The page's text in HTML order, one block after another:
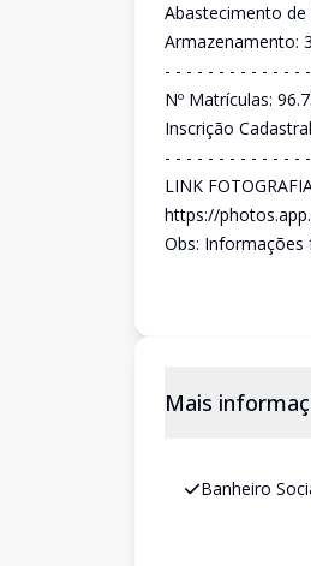
Abastecimento de
Armazenamento:
- - - - - - - - - - - - -
Nº Matrículas:
Inscrição
- - - - - - - - - - - - -
LINK
https://
Obs: Informações
Mais
Banheiro